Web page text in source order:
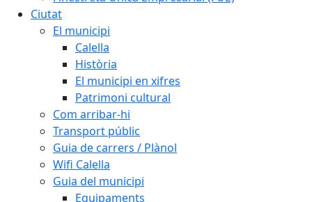
Ciutat
El municipi
Calella
Història
El municipi en xifres
Patrimoni cultural
Com arribar-hi
Transport públic
Guia de carrers / Plànol
Wifi Calella
Guia del municipi
Equipaments